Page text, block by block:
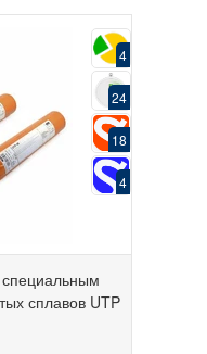
4
24
18
4
сплавов UTP